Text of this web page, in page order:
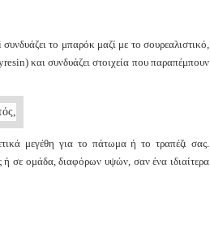
το μπαρόκ μαζί με το σουρεαλιστικό,
και συνδυάζει στοιχεία που παραπέμπουν
μεγέθη για το πάτωμα ή το τραπέζι σας.
σε ομάδα, διαφόρων υψών, σαν ένα ιδιαίτερα